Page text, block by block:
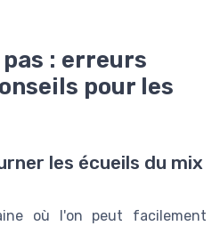
: erreurs
pour les
les écueils du mix
où l'on peut facilement